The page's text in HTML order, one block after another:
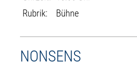
Rubrik:
Bühne
NONSENS